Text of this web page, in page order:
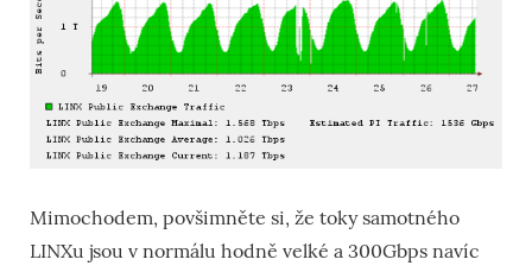
Mimochodem, povšimněte si, že toky samotného
LINXu jsou v normálu hodně velké a 300Gbps navíc